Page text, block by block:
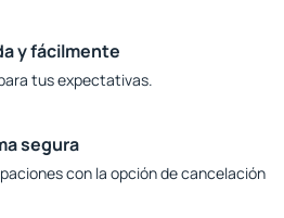
y fácilmente
tus expectativas.
segura
con la opción de cancelación